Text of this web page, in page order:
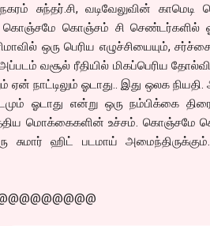
சுந்தர்.சி, வடிவேலுவின் காமெடி
கொஞ்சமே கொஞ்சம் சி செண்டர்களில்
ஒரு பெரிய எழுச்சியையும்,
வசூல் ரீதியில் மிகப்பெரிய
ஓடாது.. இது ஒலக நியதி.
ஓடாது என்று ஒரு நம்பிக்கை
மொக்கைகளின் உச்சம். கொஞ்சமே
சுமார் ஹிட் படமாய்